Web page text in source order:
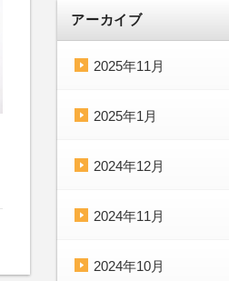
アーカイブ
2025年11月
2025年1月
2024年12月
2024年11月
2024年10月